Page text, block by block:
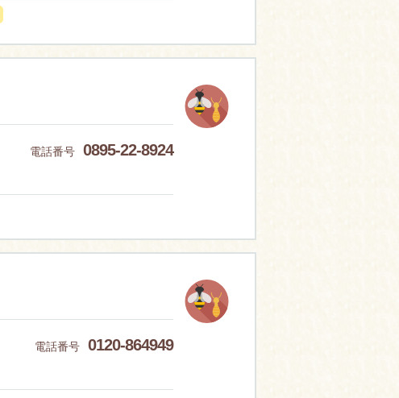
電話番号 0895-22-8924
電話番号 0120-864949